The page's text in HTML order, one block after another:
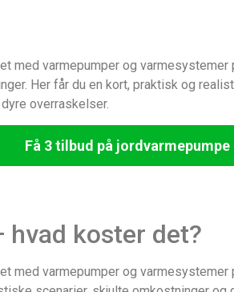
med varmepumper og
Her får du en kort, praktisk og
overraskelser.
Få 3 tilbud på jordvarmepumpe
koster det?
med varmepumper og